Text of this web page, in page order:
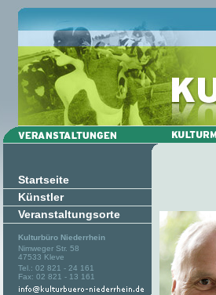
Startseite
Künstler
Veranstaltungsorte
Kulturbüro Niederrhein
Nimweger Str. 58
47533 Kleve
Tel.: 02 821 - 24 161
Fax: 02 821 - 13 161